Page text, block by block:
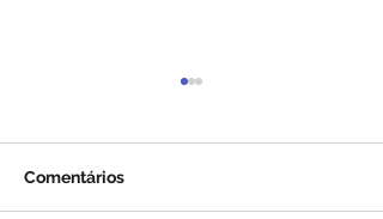
Comentários